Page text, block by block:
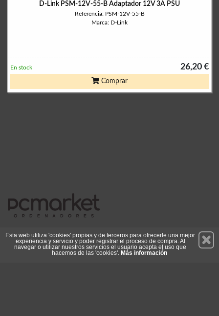
D-Link PSM-12V-55-B Adaptador 12V 3A PSU
Referencia: PSM-12V-55-B
Marca: D-Link
26,20 €
En stock
Comprar
Suscríbete
Esta web utiliza 'cookies' propias y de terceros para ofrecerle una mejor
experiencia y servicio y poder registrar el proceso de compra. Al
navegar o utilizar nuestros servicios el usuario acepta el uso que
hacemos de las 'cookies'. Más información